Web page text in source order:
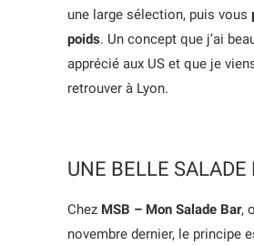
une large sélection, puis vous
poids. Un concept que j’ai
apprécié aux US et que je
retrouver à Lyon.
UNE BELLE SALADE
Chez MSB – Mon Salade Bar,
novembre dernier, le principe